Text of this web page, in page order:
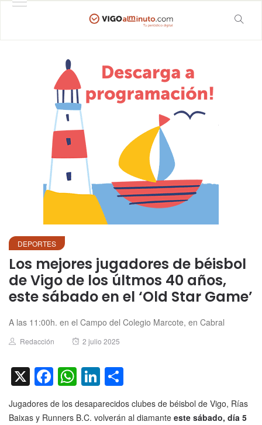
DEPORTES
Los mejores jugadores de béisbol
de Vigo de los últmos 40 años,
este sábado en el ‘Old Star Game’
A las 11:00h. en el Campo del Colegio Marcote, en Cabral
Author
Redacción
Posted
2 julio 2025
X Facebook
WhatsApp
LinkedIn
Jugadores de los desaparecidos clubes de béisbol de Vigo, Rías
Baixas y Runners B.C. volverán al diamante este sábado, día 5